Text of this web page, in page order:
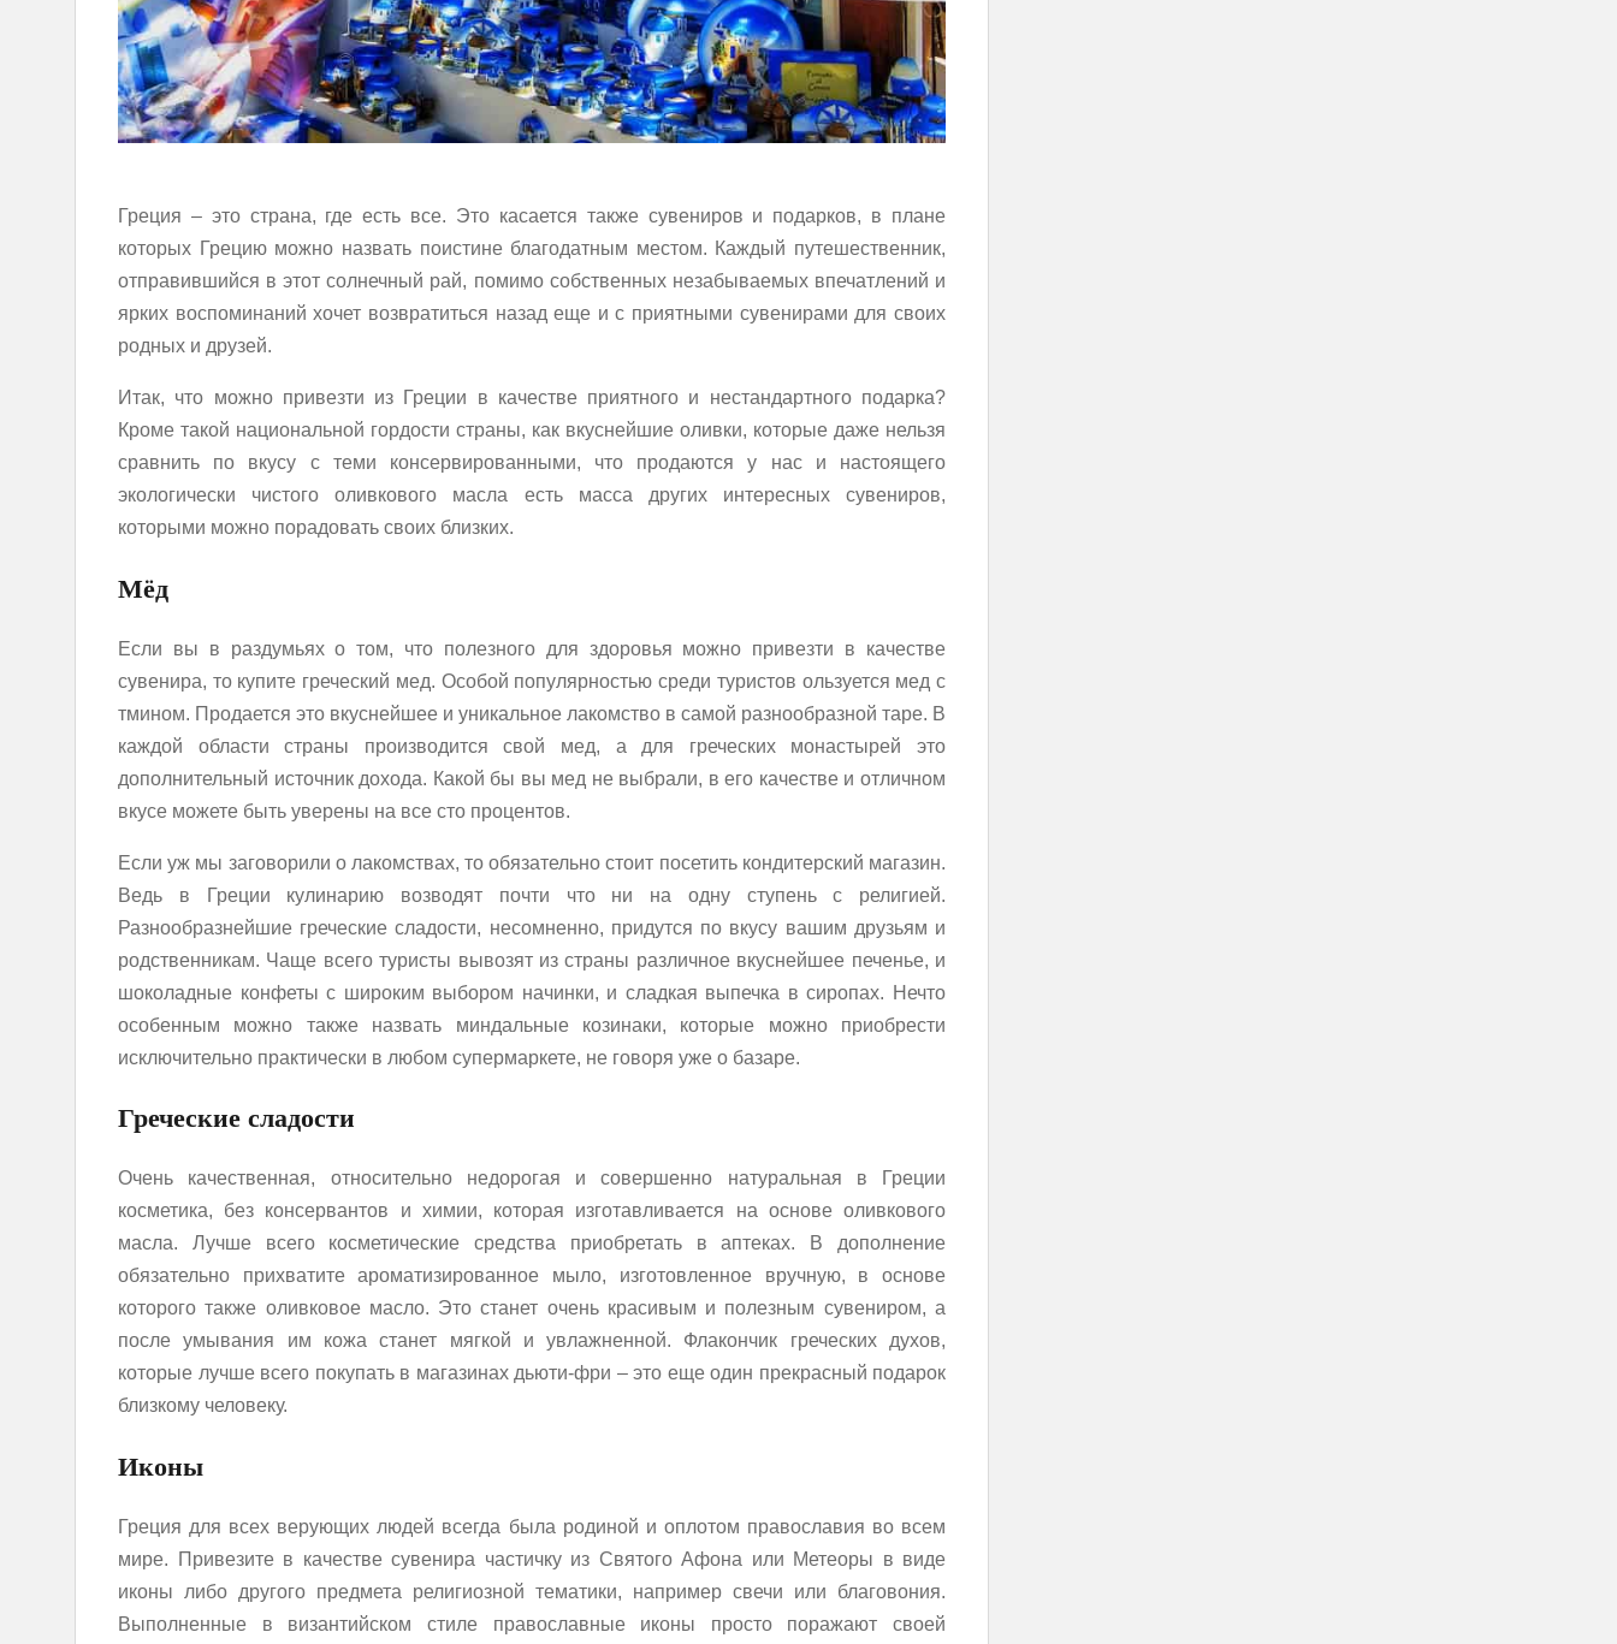
Греция – это страна, где есть все. Это касается также сувениров и подарков, в плане
которых Грецию можно назвать поистине благодатным местом. Каждый путешественник,
отправившийся в этот солнечный рай, помимо собственных незабываемых впечатлений и
ярких воспоминаний хочет возвратиться назад еще и с приятными сувенирами для своих
родных и друзей.
Итак, что можно привезти из Греции в качестве приятного и нестандартного подарка?
Кроме такой национальной гордости страны, как вкуснейшие оливки, которые даже нельзя
сравнить по вкусу с теми консервированными, что продаются у нас и настоящего
экологически чистого оливкового масла есть масса других интересных сувениров,
которыми можно порадовать своих близких.
Мёд
Если вы в раздумьях о том, что полезного для здоровья можно привезти в качестве
сувенира, то купите греческий мед. Особой популярностью среди туристов ользуется мед с
тмином. Продается это вкуснейшее и уникальное лакомство в самой разнообразной таре. В
каждой области страны производится свой мед, а для греческих монастырей это
дополнительный источник дохода. Какой бы вы мед не выбрали, в его качестве и отличном
вкусе можете быть уверены на все сто процентов.
Если уж мы заговорили о лакомствах, то обязательно стоит посетить кондитерский магазин.
Ведь в Греции кулинарию возводят почти что ни на одну ступень с религией.
Разнообразнейшие греческие сладости, несомненно, придутся по вкусу вашим друзьям и
родственникам. Чаще всего туристы вывозят из страны различное вкуснейшее печенье, и
шоколадные конфеты с широким выбором начинки, и сладкая выпечка в сиропах. Нечто
особенным можно также назвать миндальные козинаки, которые можно приобрести
исключительно практически в любом супермаркете, не говоря уже о базаре.
Греческие сладости
Очень качественная, относительно недорогая и совершенно натуральная в Греции
косметика, без консервантов и химии, которая изготавливается на основе оливкового
масла. Лучше всего косметические средства приобретать в аптеках. В дополнение
обязательно прихватите ароматизированное мыло, изготовленное вручную, в основе
которого также оливковое масло. Это станет очень красивым и полезным сувениром, а
после умывания им кожа станет мягкой и увлажненной. Флакончик греческих духов,
которые лучше всего покупать в магазинах дьюти-фри – это еще один прекрасный подарок
близкому человеку.
Иконы
Греция для всех верующих людей всегда была родиной и оплотом православия во всем
мире. Привезите в качестве сувенира частичку из Святого Афона или Метеоры в виде
иконы либо другого предмета религиозной тематики, например свечи или благовония.
Выполненные в византийском стиле православные иконы просто поражают своей